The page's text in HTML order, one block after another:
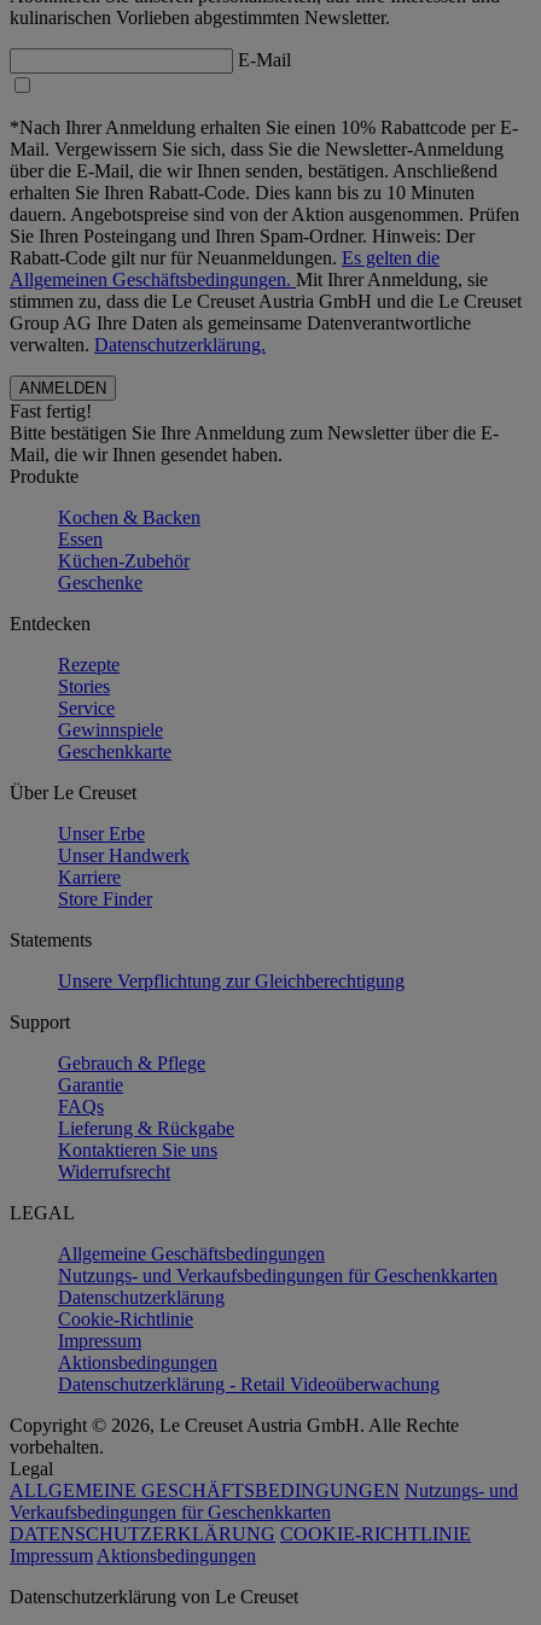
kulinarischen Vorlieben abgestimmten Newsletter.
E-Mail
*Nach Ihrer Anmeldung erhalten Sie einen 10% Rabattcode per E-
Mail. Vergewissern Sie sich, dass Sie die Newsletter-Anmeldung
über die E-Mail, die wir Ihnen senden, bestätigen. Anschließend
erhalten Sie Ihren Rabatt-Code. Dies kann bis zu 10 Minuten
dauern. Angebotspreise sind von der Aktion ausgenommen. Prüfen
Sie Ihren Posteingang und Ihren Spam-Ordner. Hinweis: Der
Rabatt-Code gilt nur für Neuanmeldungen. Es gelten die
Allgemeinen Geschäftsbedingungen. Mit Ihrer Anmeldung, sie
stimmen zu, dass die Le Creuset Austria GmbH und die Le Creuset
Group AG Ihre Daten als gemeinsame Datenverantwortliche
verwalten. Datenschutzerklärung.
Fast fertig!
Bitte bestätigen Sie Ihre Anmeldung zum Newsletter über die E-
Mail, die wir Ihnen gesendet haben.
Produkte
Kochen & Backen
Essen
Küchen-Zubehör
Geschenke
Entdecken
Rezepte
Stories
Service
Gewinnspiele
Geschenkkarte
Über Le Creuset
Unser Erbe
Unser Handwerk
Karriere
Store Finder
Statements
Unsere Verpflichtung zur Gleichberechtigung
Support
Gebrauch & Pflege
Garantie
FAQs
Lieferung & Rückgabe
Kontaktieren Sie uns
Widerrufsrecht
LEGAL
Allgemeine Geschäftsbedingungen
Nutzungs- und Verkaufsbedingungen für Geschenkkarten
Datenschutzerklärung
Cookie-Richtlinie
Impressum
Aktionsbedingungen
Datenschutzerklärung - Retail Videoüberwachung
Copyright © 2026, Le Creuset Austria GmbH. Alle Rechte
vorbehalten.
Legal
ALLGEMEINE GESCHÄFTSBEDINGUNGEN Nutzungs- und
Verkaufsbedingungen für Geschenkkarten
DATENSCHUTZERKLÄRUNG COOKIE-RICHTLINIE
Impressum Aktionsbedingungen
Datenschutz­erklärung von Le Creuset